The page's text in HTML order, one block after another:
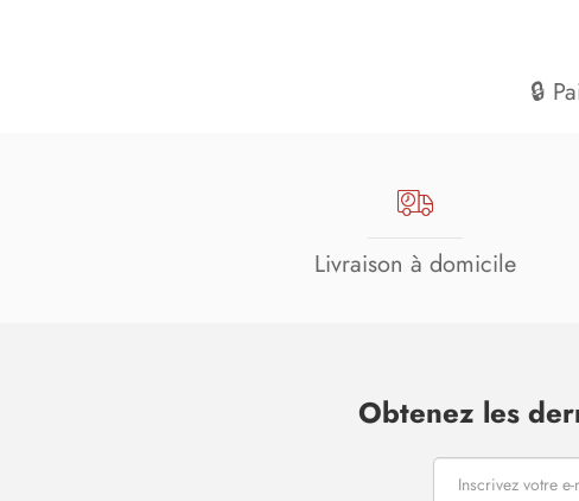
🔒
Livraison à domicile
Obtenez les